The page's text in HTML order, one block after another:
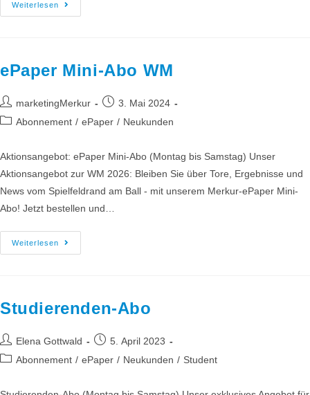
Weiterlesen
ePaper Mini-Abo WM
marketingMerkur
3. Mai 2024
Abonnement / ePaper / Neukunden
Aktionsangebot: ePaper Mini-Abo (Montag bis Samstag) Unser
Aktionsangebot zur WM 2026: Bleiben Sie über Tore, Ergebnisse und
News vom Spielfeldrand am Ball - mit unserem Merkur-ePaper Mini-
Abo! Jetzt bestellen und…
Weiterlesen
Studierenden-Abo
Elena Gottwald
5. April 2023
Abonnement / ePaper / Neukunden / Student